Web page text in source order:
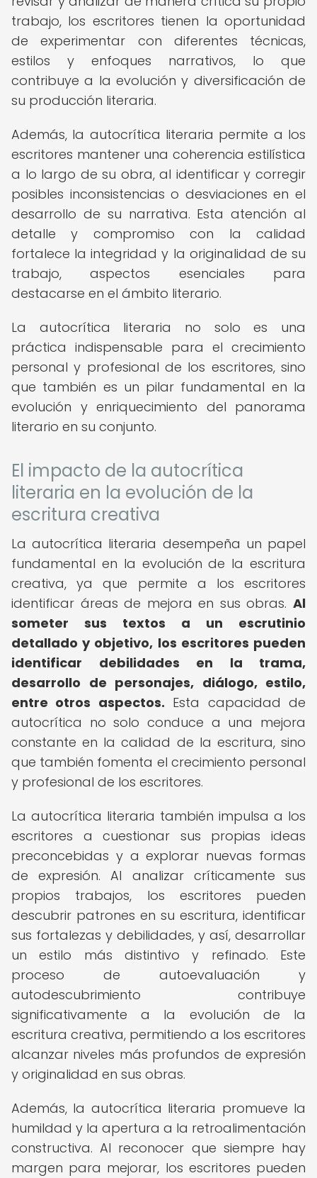
trabajo, los escritores tienen la oportunidad
de experimentar con diferentes técnicas,
estilos y enfoques narrativos, lo que
contribuye a la evolución y diversificación de
su producción literaria.
Además, la autocrítica literaria permite a los
escritores mantener una coherencia estilística
a lo largo de su obra, al identificar y corregir
posibles inconsistencias o desviaciones en el
desarrollo de su narrativa. Esta atención al
detalle y compromiso con la calidad
fortalece la integridad y la originalidad de su
trabajo, aspectos esenciales para
destacarse en el ámbito literario.
La autocrítica literaria no solo es una
práctica indispensable para el crecimiento
personal y profesional de los escritores, sino
que también es un pilar fundamental en la
evolución y enriquecimiento del panorama
literario en su conjunto.
El impacto de la autocrítica
literaria en la evolución de la
escritura creativa
La autocrítica literaria desempeña un papel
fundamental en la evolución de la escritura
creativa, ya que permite a los escritores
identificar áreas de mejora en sus obras. Al
someter sus textos a un escrutinio
detallado y objetivo, los escritores pueden
identificar debilidades en la trama,
desarrollo de personajes, diálogo, estilo,
entre otros aspectos. Esta capacidad de
autocrítica no solo conduce a una mejora
constante en la calidad de la escritura, sino
que también fomenta el crecimiento personal
y profesional de los escritores.
La autocrítica literaria también impulsa a los
escritores a cuestionar sus propias ideas
preconcebidas y a explorar nuevas formas
de expresión. Al analizar críticamente sus
propios trabajos, los escritores pueden
descubrir patrones en su escritura, identificar
sus fortalezas y debilidades, y así, desarrollar
un estilo más distintivo y refinado. Este
proceso de autoevaluación y
autodescubrimiento contribuye
significativamente a la evolución de la
escritura creativa, permitiendo a los escritores
alcanzar niveles más profundos de expresión
y originalidad en sus obras.
Además, la autocrítica literaria promueve la
humildad y la apertura a la retroalimentación
constructiva. Al reconocer que siempre hay
margen para mejorar, los escritores pueden